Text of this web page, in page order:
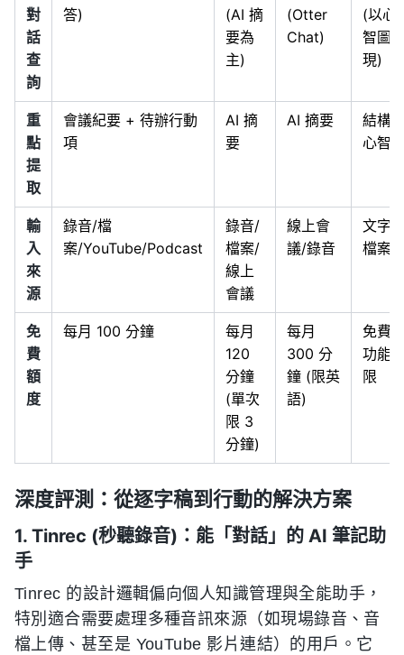
對
話
查
詢
答)
(AI 摘
要為
主)
(Otter
Chat)
(以心
智圖
現)
重
點
提
取
會議紀要 + 待辦行動
項
AI 摘
要
AI 摘要
結構
心智
輸
入
來
源
錄音/檔
案/YouTube/Podcast
錄音/
檔案/
線上
會議
線上會
議/錄音
文字/
檔案
免
費
額
度
每月 100 分鐘
每月
120
分鐘
(單次
限 3
分鐘)
每月
300 分
鐘 (限英
語)
免費
功能
限
深度評測：從逐字稿到行動的解決方案
1. Tinrec (秒聽錄音)：能「對話」的 AI 筆記助
手
Tinrec 的設計邏輯偏向個人知識管理與全能助手，
特別適合需要處理多種音訊來源（如現場錄音、音
檔上傳、甚至是 YouTube 影片連結）的用戶。它